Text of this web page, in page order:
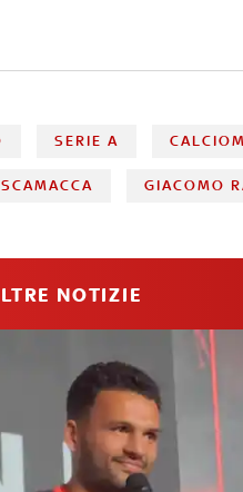
SERIE A
GIACOMO
NOTIZIE